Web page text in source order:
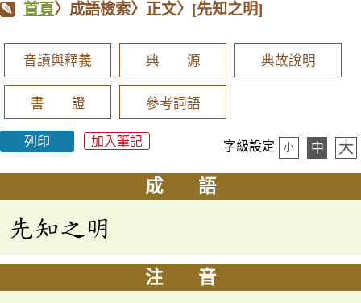
首頁〉成語檢索〉正文〉 [先知之明]
音讀與釋義 典 源 典故說明
書 證 參考詞語
列印 加入筆記 字級設定 小 中 大
成 語
先知之明
注 音